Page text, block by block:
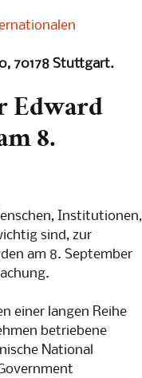
70178 Stuttgart.
Edward
8.
Institutionen,
sind, zur
am 8. September
einer langen Reihe
betriebene
National